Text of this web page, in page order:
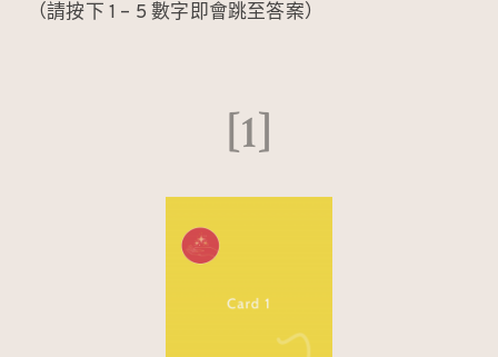
（請按下 1 – 5 數字即會跳至答案）
[1]